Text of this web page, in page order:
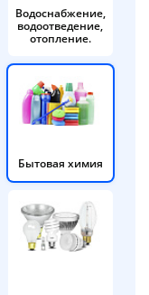
Водоснабжение,
водоотведение,
отопление.
Бытовая химия